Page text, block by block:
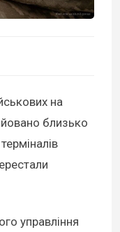
на
близько
управління